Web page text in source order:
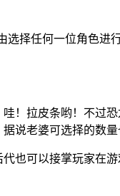
择任何一位角色进
！拉皮条哟！不过
说老婆可选择的数量
也可以接掌玩家在游